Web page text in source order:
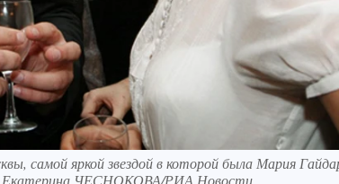
самой яркой звездой в которой была Мария
Екатерина ЧЕСНОКОВА/РИА Новости